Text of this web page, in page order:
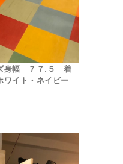
身幅 ７７.５ 着
ワイト・ネイビー